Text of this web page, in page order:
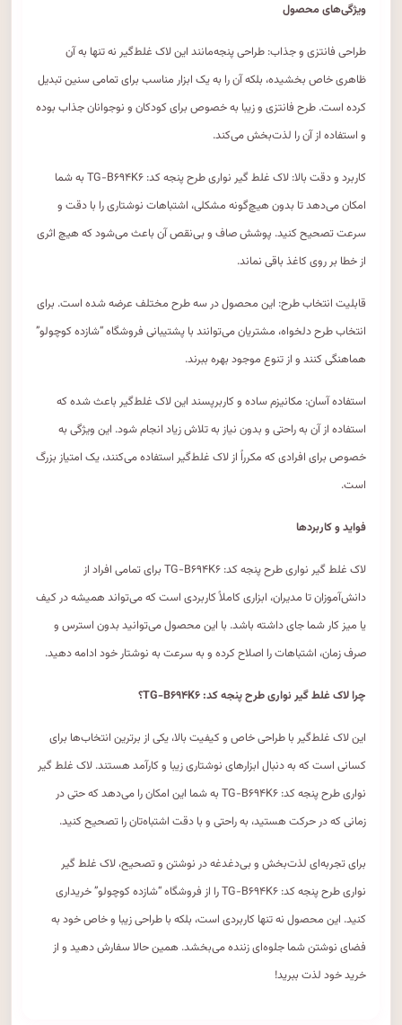
ویژگی‌های محصول
طراحی فانتزی و جذاب: طراحی پنجه‌مانند این لاک غلط‌گیر نه تنها به آن
ظاهری خاص بخشیده، بلکه آن را به یک ابزار مناسب برای تمامی سنین تبدیل
کرده است. طرح فانتزی و زیبا به خصوص برای کودکان و نوجوانان جذاب بوده
و استفاده از آن را لذت‌بخش می‌کند.
کاربرد و دقت بالا: لاک غلط گیر نواری طرح پنجه کد: TG-B۶۹۴K۶ به شما
امکان می‌دهد تا بدون هیچ‌گونه مشکلی، اشتباهات نوشتاری را با دقت و
سرعت تصحیح کنید. پوشش صاف و بی‌نقص آن باعث می‌شود که هیچ اثری
از خطا بر روی کاغذ باقی نماند.
قابلیت انتخاب طرح: این محصول در سه طرح مختلف عرضه شده است. برای
انتخاب طرح دلخواه، مشتریان می‌توانند با پشتیبانی فروشگاه “شازده کوچولو”
هماهنگی کنند و از تنوع موجود بهره ببرند.
استفاده آسان: مکانیزم ساده و کاربرپسند این لاک غلط‌گیر باعث شده که
استفاده از آن به راحتی و بدون نیاز به تلاش زیاد انجام شود. این ویژگی به
خصوص برای افرادی که مکرراً از لاک غلط‌گیر استفاده می‌کنند، یک امتیاز بزرگ
است.
فواید و کاربردها
لاک غلط گیر نواری طرح پنجه کد: TG-B۶۹۴K۶ برای تمامی افراد از
دانش‌آموزان تا مدیران، ابزاری کاملاً کاربردی است که می‌تواند همیشه در کیف
یا میز کار شما جای داشته باشد. با این محصول می‌توانید بدون استرس و
صرف زمان، اشتباهات را اصلاح کرده و به سرعت به نوشتار خود ادامه دهید.
چرا لاک غلط گیر نواری طرح پنجه کد: TG-B۶۹۴K۶؟
این لاک غلط‌گیر با طراحی خاص و کیفیت بالا، یکی از برترین انتخاب‌ها برای
کسانی است که به دنبال ابزارهای نوشتاری زیبا و کارآمد هستند. لاک غلط گیر
نواری طرح پنجه کد: TG-B۶۹۴K۶ به شما این امکان را می‌دهد که حتی در
زمانی که در حرکت هستید، به راحتی و با دقت اشتباه‌تان را تصحیح کنید.
برای تجربه‌ای لذت‌بخش و بی‌دغدغه در نوشتن و تصحیح، لاک غلط گیر
نواری طرح پنجه کد: TG-B۶۹۴K۶ را از فروشگاه “شازده کوچولو” خریداری
کنید. این محصول نه تنها کاربردی است، بلکه با طراحی زیبا و خاص خود به
فضای نوشتن شما جلوه‌ای زننده می‌بخشد. همین حالا سفارش دهید و از
خرید خود لذت ببرید!